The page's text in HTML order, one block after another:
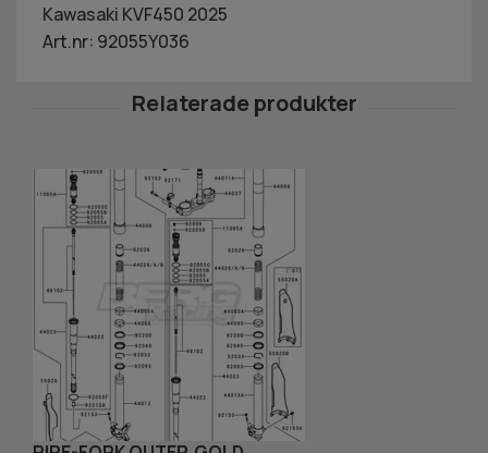
Kawasaki KVF450 2025
Art.nr: 92055Y036